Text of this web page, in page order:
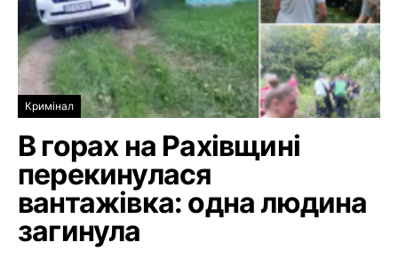
Кримінал
В горах на Рахівщині
перекинулася
вантажівка: одна людина
загинула